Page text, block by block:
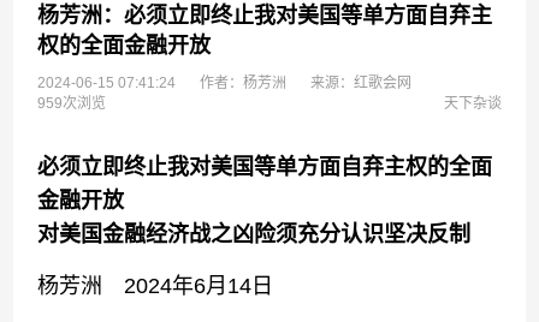
杨芳洲：必须立即终止我对美国等单方面自弃主
权的全面金融开放
2024-06-15 07:41:24 作者：杨芳洲
来源：红歌会网
959次浏览
天下杂谈
必须立即终止我对美国等单方面自弃主权的全面
金融开放
对美国金融经济战之凶险须充分认识坚决反制
杨芳洲 2024年6月14日